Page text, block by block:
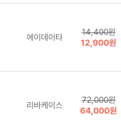
에이데이타
14,400원
12,900원
리바케이스
72,000원
64,000원